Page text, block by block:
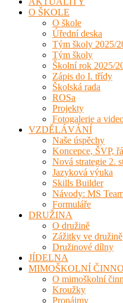
O ŠKOLE
O škole
Úřední deska
Tým školy 2025/
Tým školy
Školní rok 2025/
Zápis do I. třídy
Školská rada
ROSa
Projekty
Fotogalerie a
VZDĚLÁVÁNÍ
Naše úspěchy
Koncepce, ŠVP,
Nová strategie 2.
Jazyková výuka
Skills Builder
Návody: MS
Formuláře
DRUŽINA
O družině
Zážitky ve družině
Družinové dílny
JÍDELNA
MIMOŠKOLNÍ
O mimoškolní
Kroužky
Pronájmy